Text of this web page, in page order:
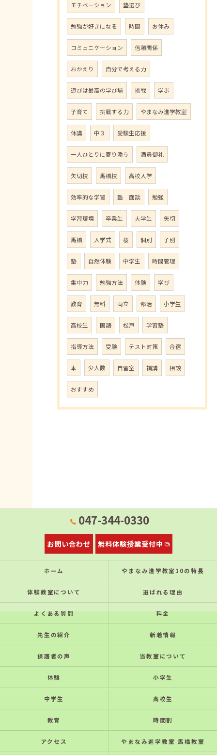
モチベーション 塾選び
勉強が好きになる 時間 お休み
コミュニケーション 信頼関係
おかえり 自分で考える力
遊びは最高の学び場 挑戦 学ぶ
子育て 挑戦する力 やまなみ進学教室
休講 中３ 受験生応援
一人ひとりに寄り添う 満員御礼
矢切校 馬橋校 高校入学
効率的な学習 塾 面談 勉強
学習環境 卒業生 大学生 矢切
馬橋 入学式 桜 個別 子別
塾 自然体験 中学生 時間管理
集中力 勉強方法 体験 学び
教育 無料 両立 部活 小学生
高校生 国語 松戸 学習塾
指導方法 受験 テスト対策 合宿
本 少人数 自習室 補講 相談
おすすめ
047-344-0330
お問い合わせ 無料体験授業受付中
ホーム やまなみ進学教室10の特⻑
体験教室について 選ばれる理由
よくある質問 料金
先生の紹介 新着情報
保護者の声 当教室について
体験 小学生
中学生 高校生
教育 時間割
アクセス やまなみ進学教室 馬橋教室